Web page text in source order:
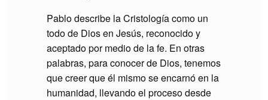
Pablo describe la Cristología como un
todo de Dios en Jesús, reconocido y
aceptado por medio de la fe. En otras
palabras, para conocer de Dios, tenemos
que creer que él mismo se encarnó en la
humanidad, llevando el proceso desde